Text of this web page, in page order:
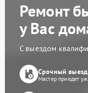
Ремонт
у Вас
С выездом
Срочный выезд
Мастер приедет